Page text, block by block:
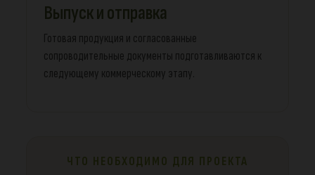
Выпуск и отправка
Готовая продукция и согласованные
сопроводительные документы подготавливаются к
следующему коммерческому этапу.
ЧТО НЕОБХОДИМО ДЛЯ ПРОЕКТА